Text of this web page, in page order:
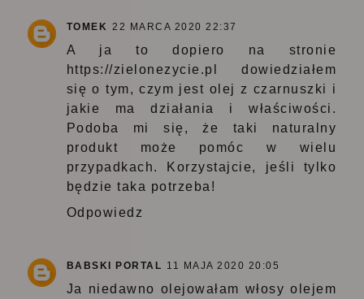
TOMEK 22 MARCA 2020 22:37
A ja to dopiero na stronie
https://zielonezycie.pl
dowiedziałem
się o tym, czym jest olej z czarnuszki i
jakie ma działania i właściwości.
Podoba mi się, że taki naturalny
produkt może pomóc w wielu
przypadkach. Korzystajcie, jeśli tylko
będzie taka potrzeba!
Odpowiedz
BABSKI PORTAL 11 MAJA 2020 20:05
Ja niedawno olejowałam włosy olejem